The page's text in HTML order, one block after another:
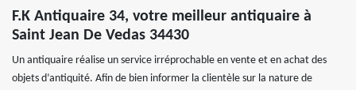
F.K Antiquaire 34, votre meilleur antiquaire à
Saint Jean De Vedas 34430
Un antiquaire réalise un service irréprochable en vente et en achat des
objets d’antiquité. Afin de bien informer la clientèle sur la nature de